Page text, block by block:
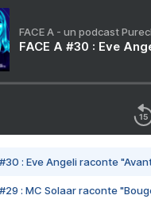
FACE A - un podcast
FACE A #30 : Eve
#30 : Eve Angeli raconte
#29 : MC Solaar raconte